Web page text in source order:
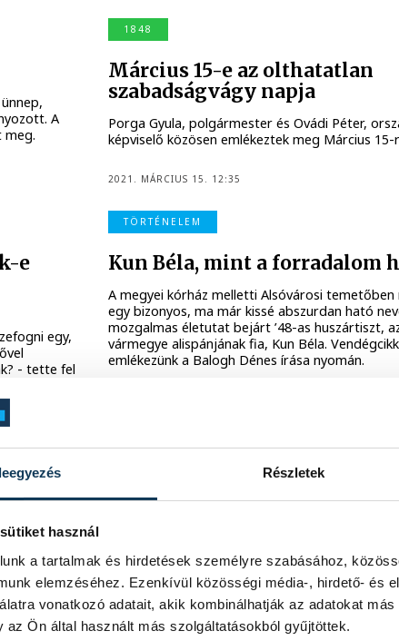
Részletek
használ
a tartalmak és hirdetések személyre szabásához,
elemzéséhez. Ezenkívül közösségi média-, hirdető- és
vonatkozó adatait, akik kombinálhatják az adatokat
az Ön által használt más szolgáltatásokból gyűjtöttek.
A
meg.
1848
Március 15-e az olthatatlan
szabadságvágy napja
Porga Gyula, polgármester és Ovádi Péter,
képviselő közösen emlékeztek meg Március 15-
2021. MÁRCIUS 15. 12:35
e
egy,
- tette fel
15-ei
a
TÖRTÉNELEM
Kun Béla, mint a forradalom
A megyei kórház melletti Alsóvárosi temetőben
egy bizonyos, ma már kissé abszurdan ható
mozgalmas életutat bejárt ’48-as huszártiszt,
vármegye alispánjának fia, Kun Béla.
emlékezünk a Balogh Dénes írása nyomán.
TÖRTÉNELEM
eseményei Veszprémben egy
borbélymester emlékeiből
Bár véres harcok nem dúltak az 1848/49-es
szabadságharcban Veszprémben, a